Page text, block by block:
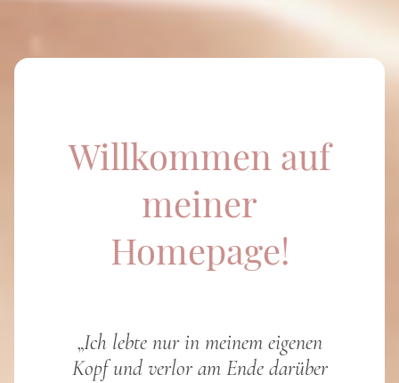
Willkommen auf
meiner
Homepage!
„Ich lebte nur in meinem eigenen
Kopf und verlor am Ende darüber